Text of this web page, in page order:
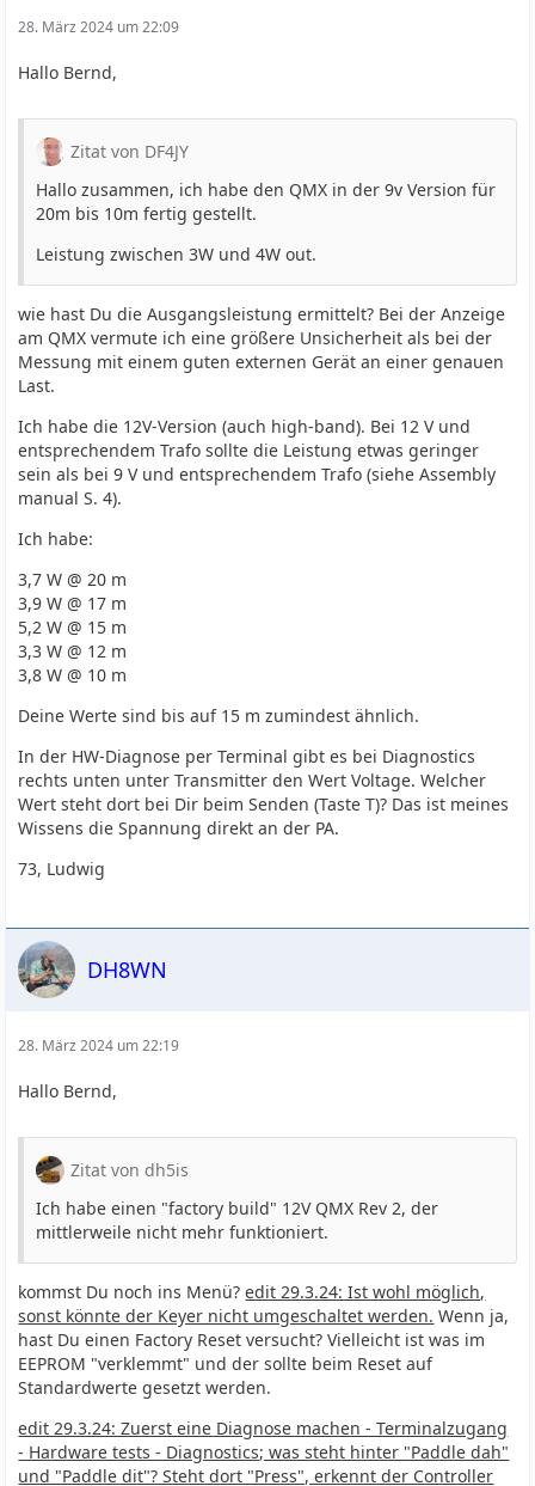
28. März 2024 um 22:09
Hallo Bernd,
Zitat von DF4JY
Hallo zusammen, ich habe den QMX in der 9v Version für
20m bis 10m fertig gestellt.
Leistung zwischen 3W und 4W out.
wie hast Du die Ausgangsleistung ermittelt? Bei der Anzeige
am QMX vermute ich eine größere Unsicherheit als bei der
Messung mit einem guten externen Gerät an einer genauen
Last.
Ich habe die 12V-Version (auch high-band). Bei 12 V und
entsprechendem Trafo sollte die Leistung etwas geringer
sein als bei 9 V und entsprechendem Trafo (siehe Assembly
manual S. 4).
Ich habe:
3,7 W @ 20 m
3,9 W @ 17 m
5,2 W @ 15 m
3,3 W @ 12 m
3,8 W @ 10 m
Deine Werte sind bis auf 15 m zumindest ähnlich.
In der HW-Diagnose per Terminal gibt es bei Diagnostics
rechts unten unter Transmitter den Wert Voltage. Welcher
Wert steht dort bei Dir beim Senden (Taste T)? Das ist meines
Wissens die Spannung direkt an der PA.
73, Ludwig
DH8WN
28. März 2024 um 22:19
Hallo Bernd,
Zitat von dh5is
Ich habe einen "factory build" 12V QMX Rev 2, der
mittlerweile nicht mehr funktioniert.
kommst Du noch ins Menü?edit 29.3.24: Ist wohl möglich,
sonst könnte der Keyer nicht umgeschaltet werden. Wenn ja,
hast Du einen Factory Reset versucht? Vielleicht ist was im
EEPROM "verklemmt" und der sollte beim Reset auf
Standardwerte gesetzt werden.
edit 29.3.24: Zuerst eine Diagnose machen - Terminalzugang
- Hardware tests - Diagnostics; was steht hinter "Paddle dah"
und "Paddle dit"? Steht dort "Press", erkennt der Controller